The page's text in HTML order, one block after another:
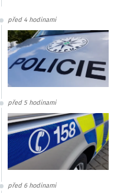
před 4 hodinami
před 5 hodinami
před 6 hodinami